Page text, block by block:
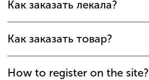
Как заказать лекала?
Как заказать товар?
How to register on the site?